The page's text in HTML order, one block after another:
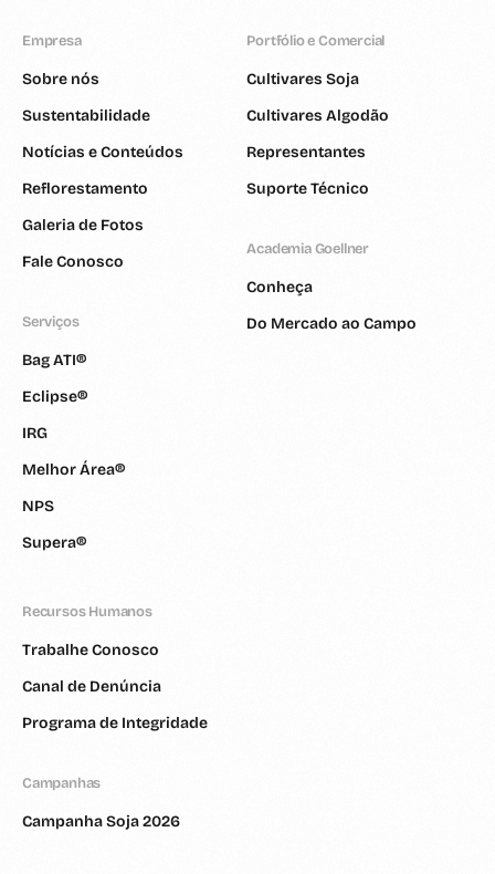
Empresa
Sobre nós
Sustentabilidade
Notícias e Conteúdos
Reflorestamento
Galeria de Fotos
Fale Conosco
Serviços
Bag ATI®
Eclipse®
IRG
Melhor Área®
NPS
Supera®
Portfólio e Comercial
Cultivares Soja
Cultivares Algodão
Representantes
Suporte Técnico
Academia Goellner
Conheça
Do Mercado ao Campo
Recursos Humanos
Trabalhe Conosco
Canal de Denúncia
Programa de Integridade
Campanhas
Campanha Soja 2026